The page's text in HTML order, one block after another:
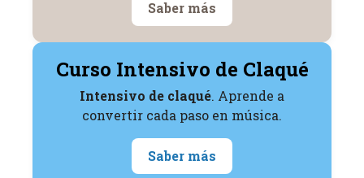
Saber más
Curso Intensivo de Claqué
Intensivo de claqué. Aprende a
convertir cada paso en música.
Saber más